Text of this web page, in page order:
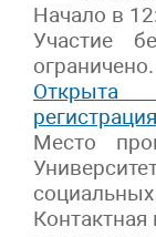
Начало в
Участие
ограничено.
Открыта
Место